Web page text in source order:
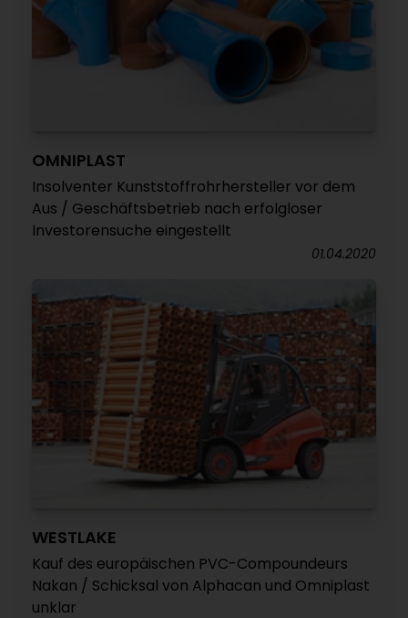
OMNIPLAST
Insolventer Kunststoffrohrhersteller vor dem
Aus / Geschäftsbetrieb nach erfolgloser
Investorensuche eingestellt
01.04.2020
WESTLAKE
Kauf des europäischen PVC-Compoundeurs
Nakan / Schicksal von Alphacan und Omniplast
unklar